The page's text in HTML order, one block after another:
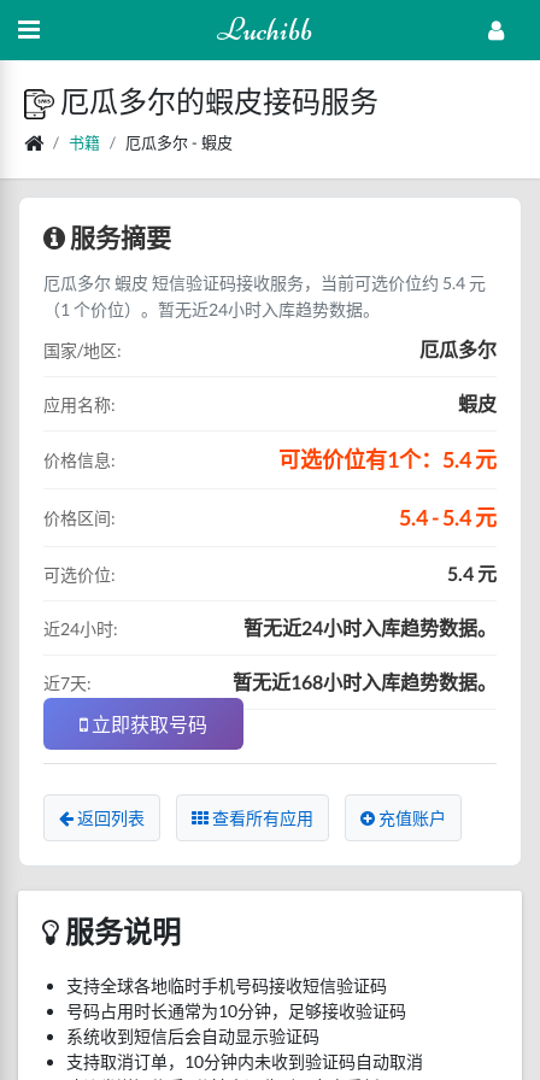
Luchibb
厄瓜多尔的蝦皮接码服务
书籍 厄瓜多尔 - 蝦皮
服务摘要
厄瓜多尔 蝦皮 短信验证码接收服务，当前可选价位约 5.4 元
（1 个价位）。暂无近24小时入库趋势数据。
国家/地区:
厄瓜多尔
应用名称: 蝦皮
价格信息: 可选价位有1个：5.4 元
价格区间: 5.4 - 5.4 元
可选价位: 5.4 元
近24小时: 暂无近24小时入库趋势数据。
近7天:
暂无近168小时入库趋势数据。
立即获取号码
返回列表 查看所有应用 充值账户
服务说明
支持全球各地临时手机号码接收短信验证码
号码占用时长通常为10分钟，足够接收验证码
系统收到短信后会自动显示验证码
支持取消订单，10分钟内未收到验证码自动取消